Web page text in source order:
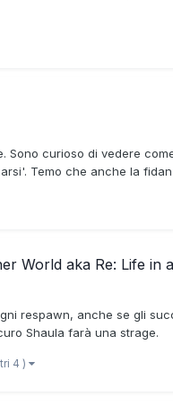
curioso di vedere
Temo che anche la
World aka Re: Life
respawn, anche se gli
Shaula farà una strage.
4 )